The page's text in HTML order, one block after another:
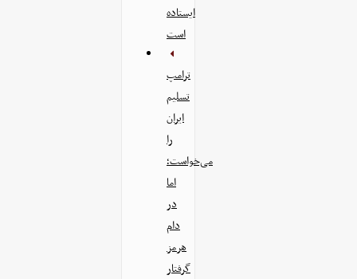
ایستاده
است
ترامپ
تسلیم
ایران
را
می‌خواست؛
اما
در
دام
هرمز
گرفتار